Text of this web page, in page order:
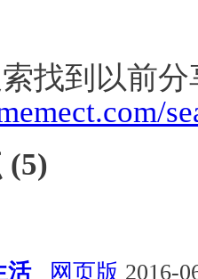
找到以前
(5)
活 网页版 2016-